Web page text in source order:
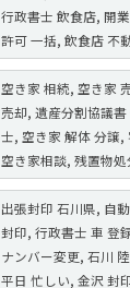
行政書士 飲食店, 開
許可 一括, 飲食店 不
空き家 相続, 空き家
売却, 遺産分割協議
士, 空き家 解体 分譲,
空き家相談, 残置物
出張封印 石川県, 自
封印, 行政書士 車 登
ナンバー変更, 石川
平日 忙しい, 金沢 封